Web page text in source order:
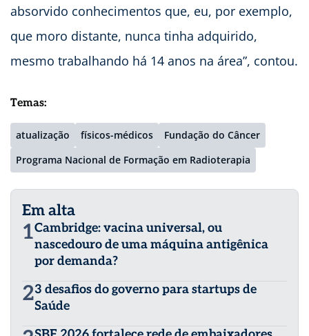
absorvido conhecimentos que, eu, por exemplo,
que moro distante, nunca tinha adquirido,
mesmo trabalhando ‪há 14 anos na área”, contou.
Temas:
atualização físicos-médicos
Fundação do Câncer
Programa Nacional de Formação em Radioterapia
Em alta
1Cambridge: vacina universal, ou
nascedouro de uma máquina antigênica
por demanda?
23 desafios do governo para startups de
Saúde